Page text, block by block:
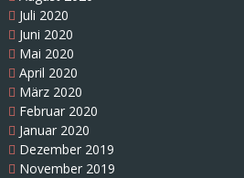
Juli 2020
Juni 2020
Mai 2020
April 2020
März 2020
Februar 2020
Januar 2020
Dezember 2019
November 2019